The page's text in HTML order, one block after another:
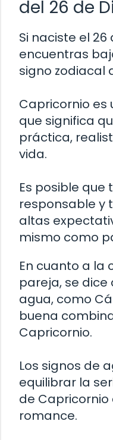
del 26 de
Si naciste el
encuentras
signo zodiacal
Capricornio es
que significa
práctica,
vida.
Es posible que
responsable y
altas
mismo como
En cuanto a la
pareja, se dice
agua, como
buena
Capricornio.
Los signos de
equilibrar la
de Capricornio
romance.